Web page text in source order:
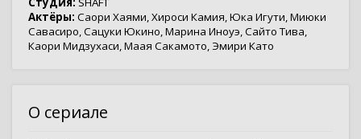
Актёры: Саори Хаями,Хироси Камия,Юка Игути,Миюки
Савасиро,Сацуки Юкино,Марина Иноуэ,Сайто Тива,
Каори Мидзухаси,Маая Сакамото,Эмири Като
О сериале